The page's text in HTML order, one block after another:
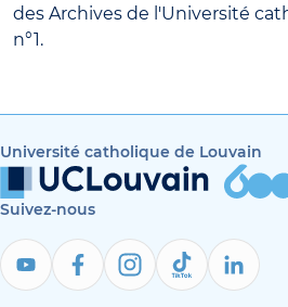
des Archives de l'Université
n°1.
Université catholique de Louvain
Suivez-nous